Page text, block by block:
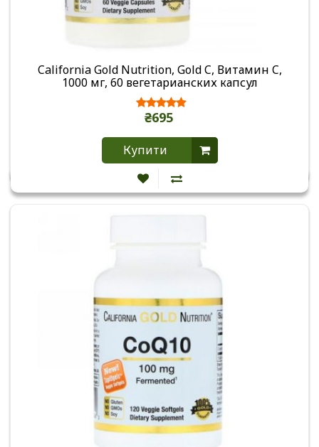
California Gold Nutrition, Gold C, Витамин C,
1000 мг, 60 вегетарианских капсул
₴695
Купити